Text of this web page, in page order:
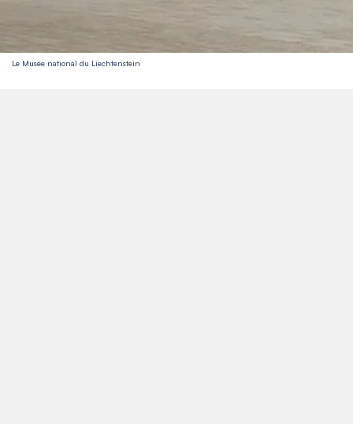
Le Musée national du Liechtenstein